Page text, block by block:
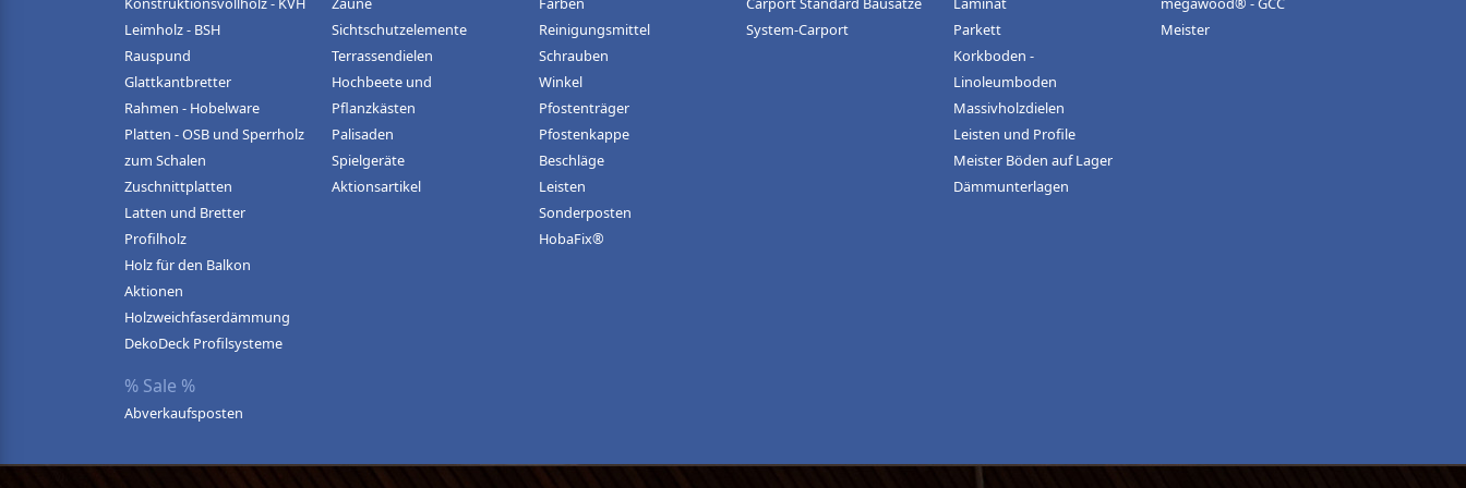
Leimholz - BSH
Rauspund
Glattkantbretter
Rahmen - Hobelware
Platten - OSB und Sperrholz
zum Schalen
Zuschnittplatten
Latten und Bretter
Profilholz
Holz für den Balkon
Aktionen
Holzweichfaserdämmung
DekoDeck Profilsysteme
Sichtschutzelemente
Terrassendielen
Hochbeete und
Pflanzkästen
Palisaden
Spielgeräte
Aktionsartikel
Reinigungsmittel
Schrauben
Winkel
Pfostenträger
Pfostenkappe
Beschläge
Leisten
Sonderposten
HobaFix®
System-Carport
Parkett
Korkboden -
Linoleumboden
Massivholzdielen
Leisten und Profile
Meister Böden auf Lager
Dämmunterlagen
Meister
% Sale %
Abverkaufsposten